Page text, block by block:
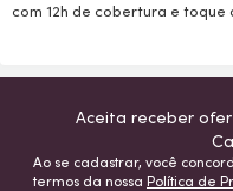
com 12h de cobertura e toque
Aceita receber
Ao se cadastrar, você
termos da nossa Política de